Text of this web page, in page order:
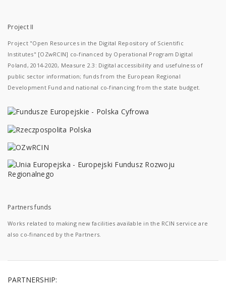
Project II
Project "Open Resources in the Digital Repository of Scientific
Institutes" [OZwRCIN] co-financed by Operational Program Digital
Poland, 2014-2020, Measure 2.3: Digital accessibility and usefulness of
public sector information; funds from the European Regional
Development Fund and national co-financing from the state budget.
Partners funds
Works related to making new facilities available in the RCIN service are
also co-financed by the Partners.
PARTNERSHIP: